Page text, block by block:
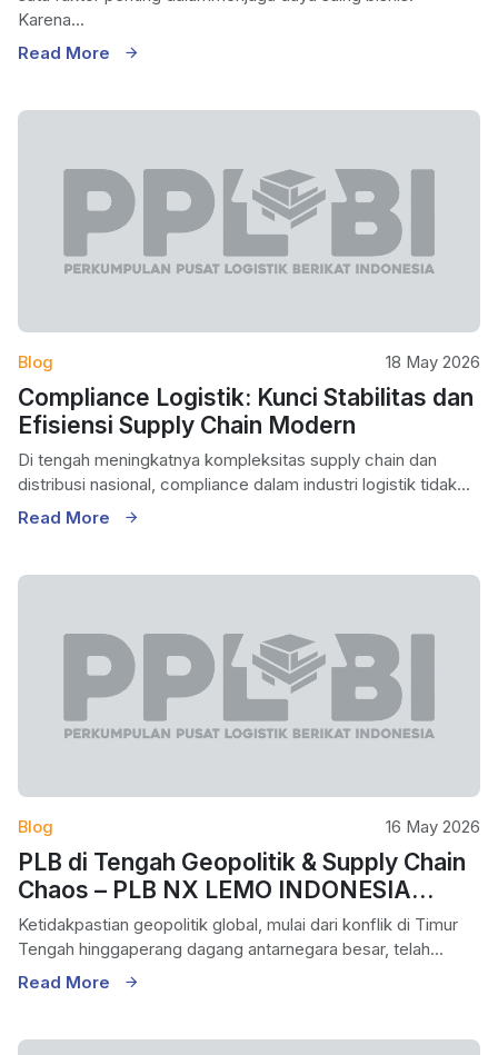
Karena...
Read More
Blog 18 May 2026
Compliance Logistik: Kunci Stabilitas dan
Efisiensi Supply Chain Modern
Di tengah meningkatnya kompleksitas supply chain dan
distribusi nasional, compliance dalam industri logistik tidak...
Read More
Blog 16 May 2026
PLB di Tengah Geopolitik & Supply Chain
Chaos – PLB NX LEMO INDONESIA
LOGISTIK
Ketidakpastian geopolitik global, mulai dari konflik di Timur
Tengah hinggaperang dagang antarnegara besar, telah...
Read More